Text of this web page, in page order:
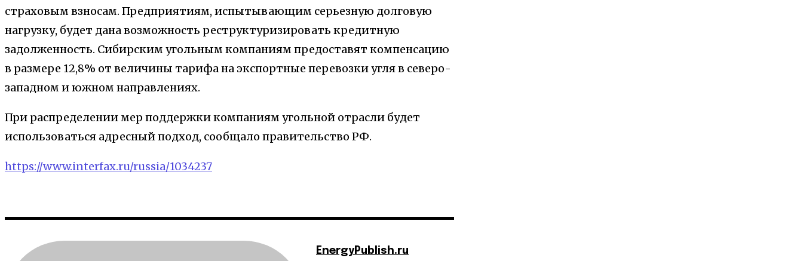
страховым взносам. Предприятиям, испытывающим серьезную долговую
нагрузку, будет дана возможность реструктуризировать кредитную
задолженность. Сибирским угольным компаниям предоставят компенсацию
в размере 12,8% от величины тарифа на экспортные перевозки угля в северо-
западном и южном направлениях.
При распределении мер поддержки компаниям угольной отрасли будет
использоваться адресный подход, сообщало правительство РФ.
https://www.interfax.ru/russia/1034237
EnergyPublish.ru